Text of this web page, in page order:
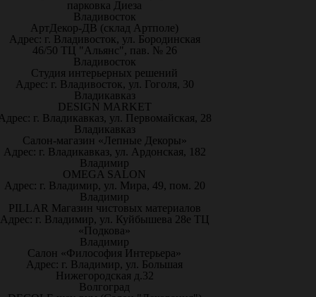
парковка Диеза
Владивосток
АртДекор-ДВ (склад Артполе)
Адрес: г. Владивосток, ул. Бородинская
46/50 ТЦ "Альянс", пав. № 26
Владивосток
Студия интерьерных решений
Адрес: г. Владивосток, ул. Гоголя, 30
Владикавказ
DESIGN MARKET
г. Владикавказ, ул. Первомайская, 28
Владикавказ
Салон-магазин «Лепные Декоры»
Адрес: г. Владикавказ, ул. Ардонская, 182
Владимир
OMEGA SALON
Адрес: г. Владимир, ул. Мира, 49, пом. 20
Владимир
PILLAR Магазин чистовых материалов
Адрес: г. Владимир, ул. Куйбышева 28е ТЦ
«Подкова»
Владимир
Салон «Философия Интерьера»
Адрес: г. Владимир, ул. Большая
Нижегородская д.32
Волгоград